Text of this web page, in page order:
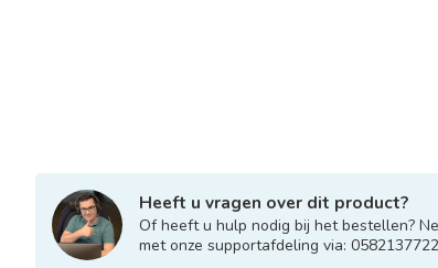
Heeft u vragen over dit product?
Of heeft u hulp nodig bij het bestellen?
met onze supportafdeling via: 0582137722